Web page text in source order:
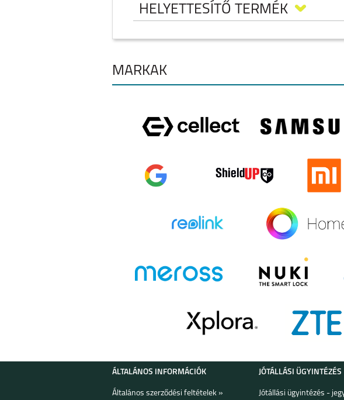
IPHONE 17 PRO MAX
IPHONE 16 PRO MAX IPHONE 16 PLUS IPHONE 16 PRO
IPHONE 15 PLUS IPHONE 15 PRO IPHONE 15
GOOGLE PIXEL 9
GOOGLE PIXEL 9 PRO
GOOGLE PIXEL 8A
HELYETTESÍTŐ TERMÉK
SAMSUNG TYPE C-TO TYPE C
sebességű 480 Mbps adatátvitelt is.
KOSÁRBA TESZEM
MÁRKÁK
ÁLTALÁNOS INFORMÁCIÓK
Általános szerződési feltételek »
JÓTÁLLÁSI ÜGYINTÉZÉS
Jótállási ügyintézés -